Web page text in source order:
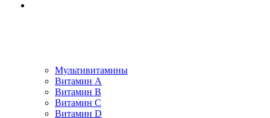
Мультивитамины
Витамин A
Витамин B
Витамин C
Витамин D